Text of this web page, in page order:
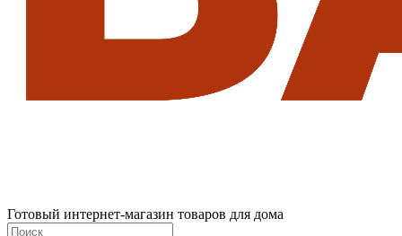
Готовый интернет-магазин товаров для дома